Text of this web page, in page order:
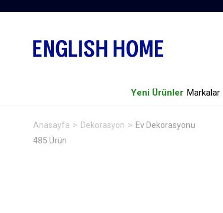
Yeni Ürünler Markalar
Anasayfa Dekorasyon
Ev Dekorasyonu
485 Ürün